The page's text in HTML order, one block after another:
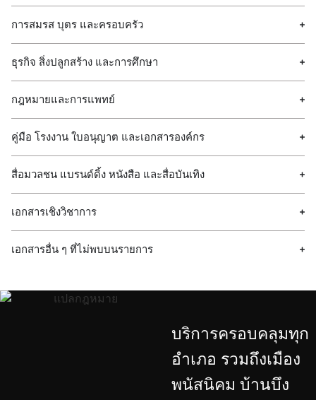
การสมรส บุตร และครอบครัว
ธุรกิจ สิ่งปลูกสร้าง และการศึกษา
กฎหมายและการแพทย์
คู่มือ โรงงาน ใบอนุญาต และเอกสารองค์กร
สื่อมวลชน แบรนด์ดิ้ง หนังสือ และสื่อบันเทิง
เอกสารเชิงวิชาการ
เอกสารอื่น ๆ ที่ไม่พบบนรายการ
บริการครอบคลุมทุก
อำเภอ รวมถึงเมือง
พนัสนิคม บ้านบึง